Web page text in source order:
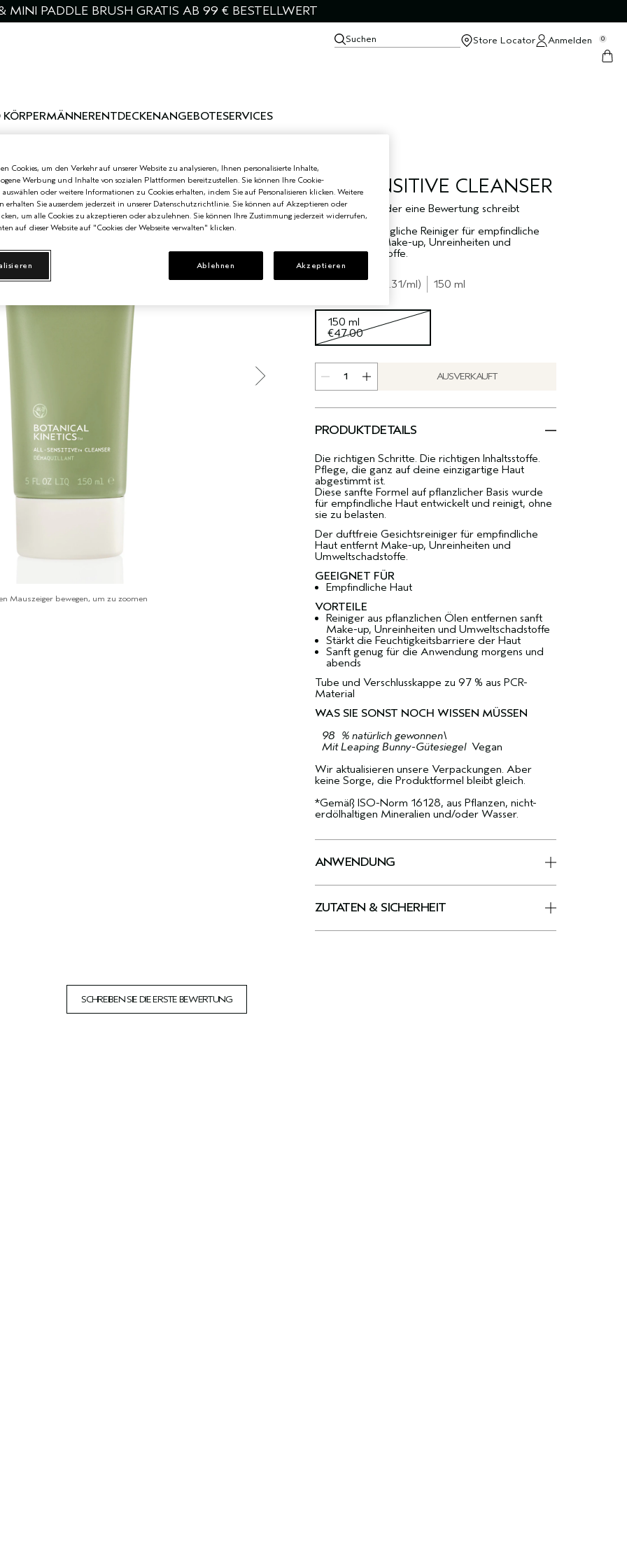
PADDLE BRUSH GRATIS AB 99 € BESTELLWERT
Suchen Store Locator Anmelden 0
MÄNNERENTDECKENANGEBOTESERVICES
ALL-SENSITIVE CLEANSER
Sei der Erste, der eine Bewertung schreibt
Der duftfreie tägliche Reiniger für empfindliche
Haut entfernt Make-up, Unreinheiten und
Umweltschadstoffe.
Mauszeiger bewegen, um zu zoomen
€47.00 €0.31/ml 150 ml
150 ml
€47.00
AUSVERKAUFT
PRODUKTDETAILS
Die richtigen Schritte. Die richtigen Inhaltsstoffe.
Pflege, die ganz auf deine einzigartige Haut
abgestimmt ist.
Diese sanfte Formel auf pflanzlicher Basis wurde
für empfindliche Haut entwickelt und reinigt, ohne
sie zu belasten.
Der duftfreie Gesichtsreiniger für empfindliche
Haut entfernt Make-up, Unreinheiten und
Umweltschadstoffe.
GEEIGNET FÜR
Empfindliche Haut
VORTEILE
Reiniger aus pflanzlichen Ölen entfernen sanft
Make-up, Unreinheiten und Umweltschadstoffe
Stärkt die Feuchtigkeitsbarriere der Haut
Sanft genug für die Anwendung morgens und
abends
Tube und Verschlusskappe zu 97 % aus PCR-
Material
WAS SIE SONST NOCH WISSEN MÜSSEN
98 % natürlich gewonnen\
Mit Leaping Bunny-Gütesiegel Vegan
Wir aktualisieren unsere Verpackungen. Aber
keine Sorge, die Produktformel bleibt gleich.
*Gemäß ISO-Norm 16128, aus Pflanzen, nicht-
erdölhaltigen Mineralien und/oder Wasser.
ANWENDUNG
ZUTATEN & SICHERHEIT
SCHREIBEN SIE DIE ERSTE BEWERTUNG
Cookies, um den Verkehr auf unserer Website zu analysieren, Ihnen personalisierte Inhalte,
Werbung und Inhalte von sozialen Plattformen bereitzustellen. Sie können Ihre Cookie-
auswählen oder weitere Informationen zu Cookies erhalten, indem Sie auf Personalisieren klicken. Weitere
erhalten Sie ausserdem jederzeit in unserer Datenschutzrichtlinie. Sie können auf Akzeptieren oder
um alle Cookies zu akzeptieren oder abzulehnen. Sie können Ihre Zustimmung jederzeit widerrufen,
auf dieser Website auf "Cookies der Webseite verwalten" klicken.
Ablehnen Akzeptieren